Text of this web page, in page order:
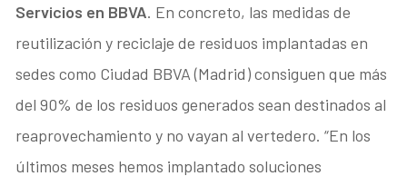
Servicios en BBVA. En concreto, las medidas de
reutilización y reciclaje de residuos implantadas en
sedes como Ciudad BBVA (Madrid) consiguen que más
del 90% de los residuos generados sean destinados al
reaprovechamiento y no vayan al vertedero. “En los
últimos meses hemos implantado soluciones